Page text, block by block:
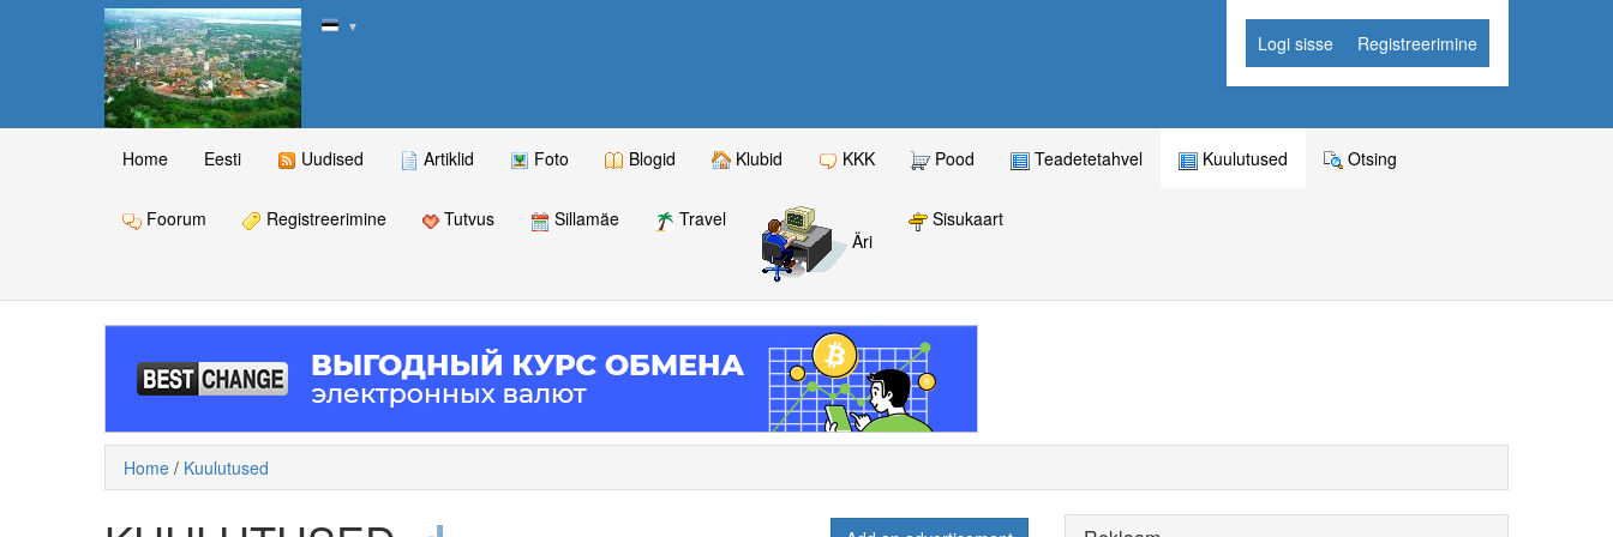
▼
Logi sisse Registreerimine
Home Eesti Uudised Artiklid Foto Blogid Klubid KKK Pood Teadetetahvel Kuulutused Otsing
Foorum Registreerimine Tutvus Sillamäe
Travel
Äri
Sisukaart
Home / Kuulutused